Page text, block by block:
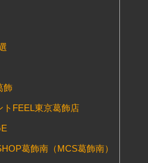
飾
FEEL東京葛飾店
葛飾南（MCS葛飾南）